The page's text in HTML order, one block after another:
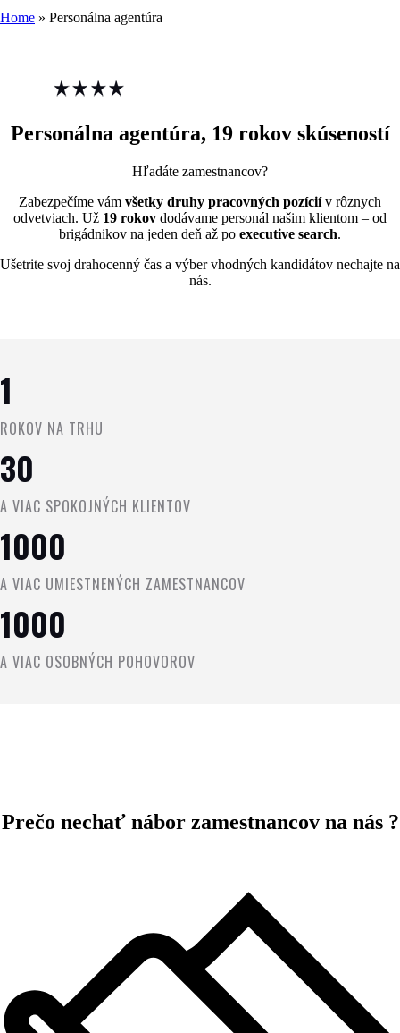
Home » Personálna agentúra
Personálna agentúra, 19 rokov skúseností
Hľadáte zamestnancov?
Zabezpečíme vám všetky druhy pracovných pozíciív rôznych
odvetviach. Už 19 rokov dodávame personál našim klientom – od
brigádnikov na jeden deň až po executive search.
Ušetrite svoj drahocenný čas a výber vhodných kandidátov nechajte na
nás.
1
ROKOV NA TRHU
30
A VIAC SPOKOJNÝCH KLIENTOV
1000
A VIAC UMIESTNENÝCH ZAMESTNANCOV
1000
A VIAC OSOBNÝCH POHOVOROV
Prečo nechať nábor zamestnancov na nás ?